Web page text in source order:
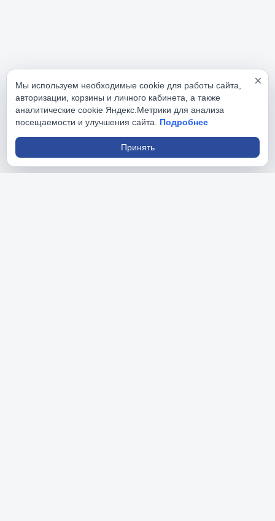
×
Мы используем необходимые cookie для работы сайта,
авторизации, корзины и личного кабинета, а также
аналитические cookie Яндекс.Метрики для анализа
посещаемости и улучшения сайта. Подробнее
Принять